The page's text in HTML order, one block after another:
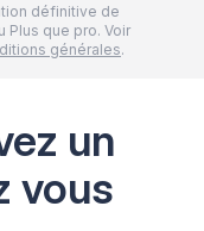
définitive de
Plus que pro. Voir
générales.
un
vous